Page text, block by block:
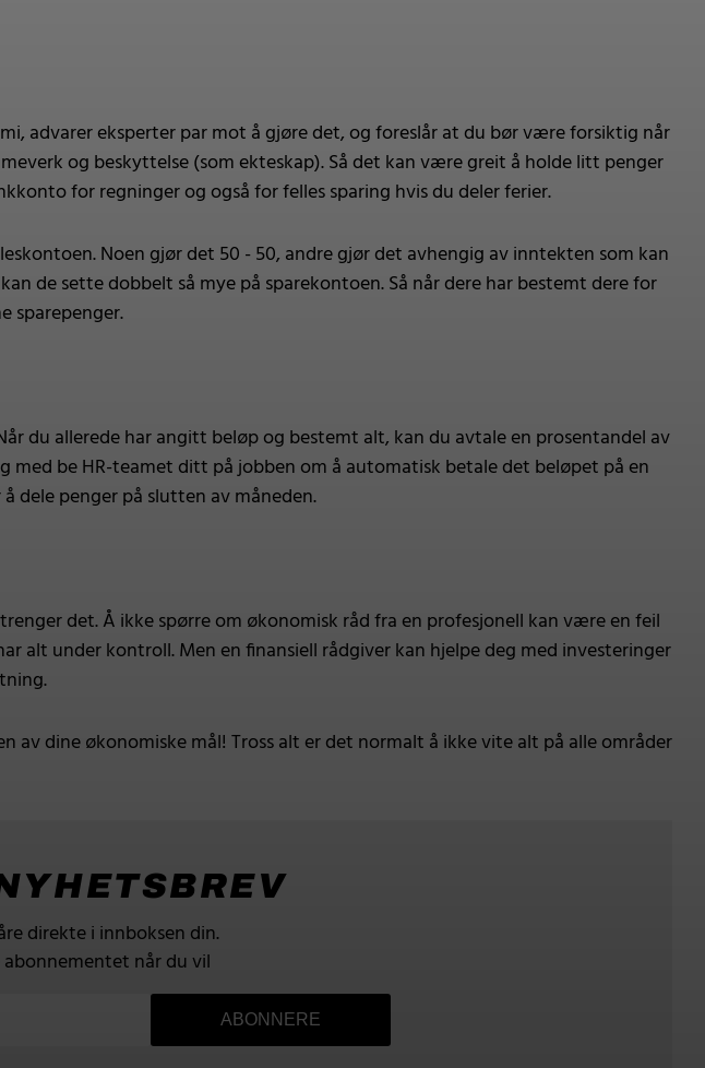
advarer eksperter par mot å gjøre det, og foreslår at du bør være forsiktig når
og beskyttelse (som ekteskap). Så det kan være greit å holde litt penger
for regninger og også for felles sparing hvis du deler ferier.
Noen gjør det 50 - 50, andre gjør det avhengig av inntekten som kan
de sette dobbelt så mye på sparekontoen. Så når dere har bestemt dere for
sparepenger.
du allerede har angitt beløp og bestemt alt, kan du avtale en prosentandel av
be HR-teamet ditt på jobben om å automatisk betale det beløpet på en
dele penger på slutten av måneden.
det. Å ikke spørre om økonomisk råd fra en profesjonell kan være en feil
alt under kontroll. Men en finansiell rådgiver kan hjelpe deg med investeringer
av dine økonomiske mål! Tross alt er det normalt å ikke vite alt på alle områder
direkte i innboksen din.
når du vil
ABONNERE